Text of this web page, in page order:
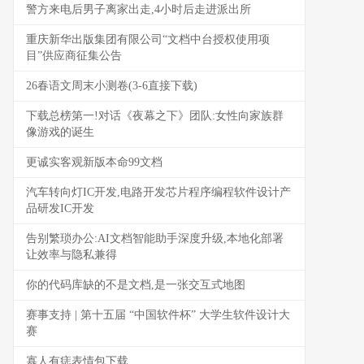
警方来电后男子离家出走,4小时后走进派出所
重庆新华出版集团有限公司“文档中台授权使用项
目”供应商征集公告
26春语文周末小测卷(3-6直接下载)
下载总榜第一!对话《夜幕之下》团队:女性向家族群
像游戏的诞生
更诚实客观新版本命99文档
汽车转向灯IC开发,电路开发芯片程序编程软件设计产
品研发IC开发
告别繁琐办公:AI文档智能助手深度升级,本地化部署
让效率与隐私兼得
你的代码库缺的不是文档,是一张交互式地图
赛事支持 | 第十五届 “中国软件杯” 大学生软件设计大
赛
寡人有痣表情包下载